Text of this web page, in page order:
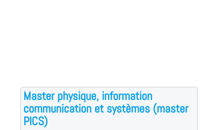
Master physique, information
communication et systèmes (master
PICS)